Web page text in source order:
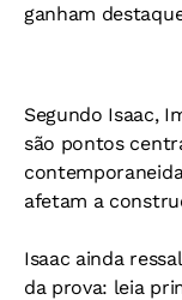
ganham
Segundo Isaac,
são pontos
afetam a
Isaac ainda
da prova: leia